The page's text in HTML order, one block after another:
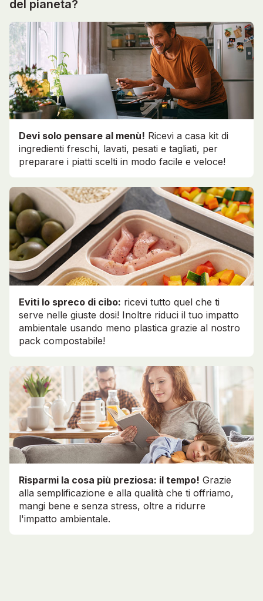
del pianeta?
Devi solo pensare al menù! Ricevi a casa kit di
ingredienti freschi, lavati, pesati e tagliati, per
preparare i piatti scelti in modo facile e veloce!
Eviti lo spreco di cibo: ricevi tutto quel che ti
serve nelle giuste dosi! Inoltre riduci il tuo impatto
ambientale usando meno plastica grazie al nostro
pack compostabile!
Risparmi la cosa più preziosa: il tempo! Grazie
alla semplificazione e alla qualità che ti offriamo,
mangi bene e senza stress, oltre a ridurre
l'impatto ambientale.